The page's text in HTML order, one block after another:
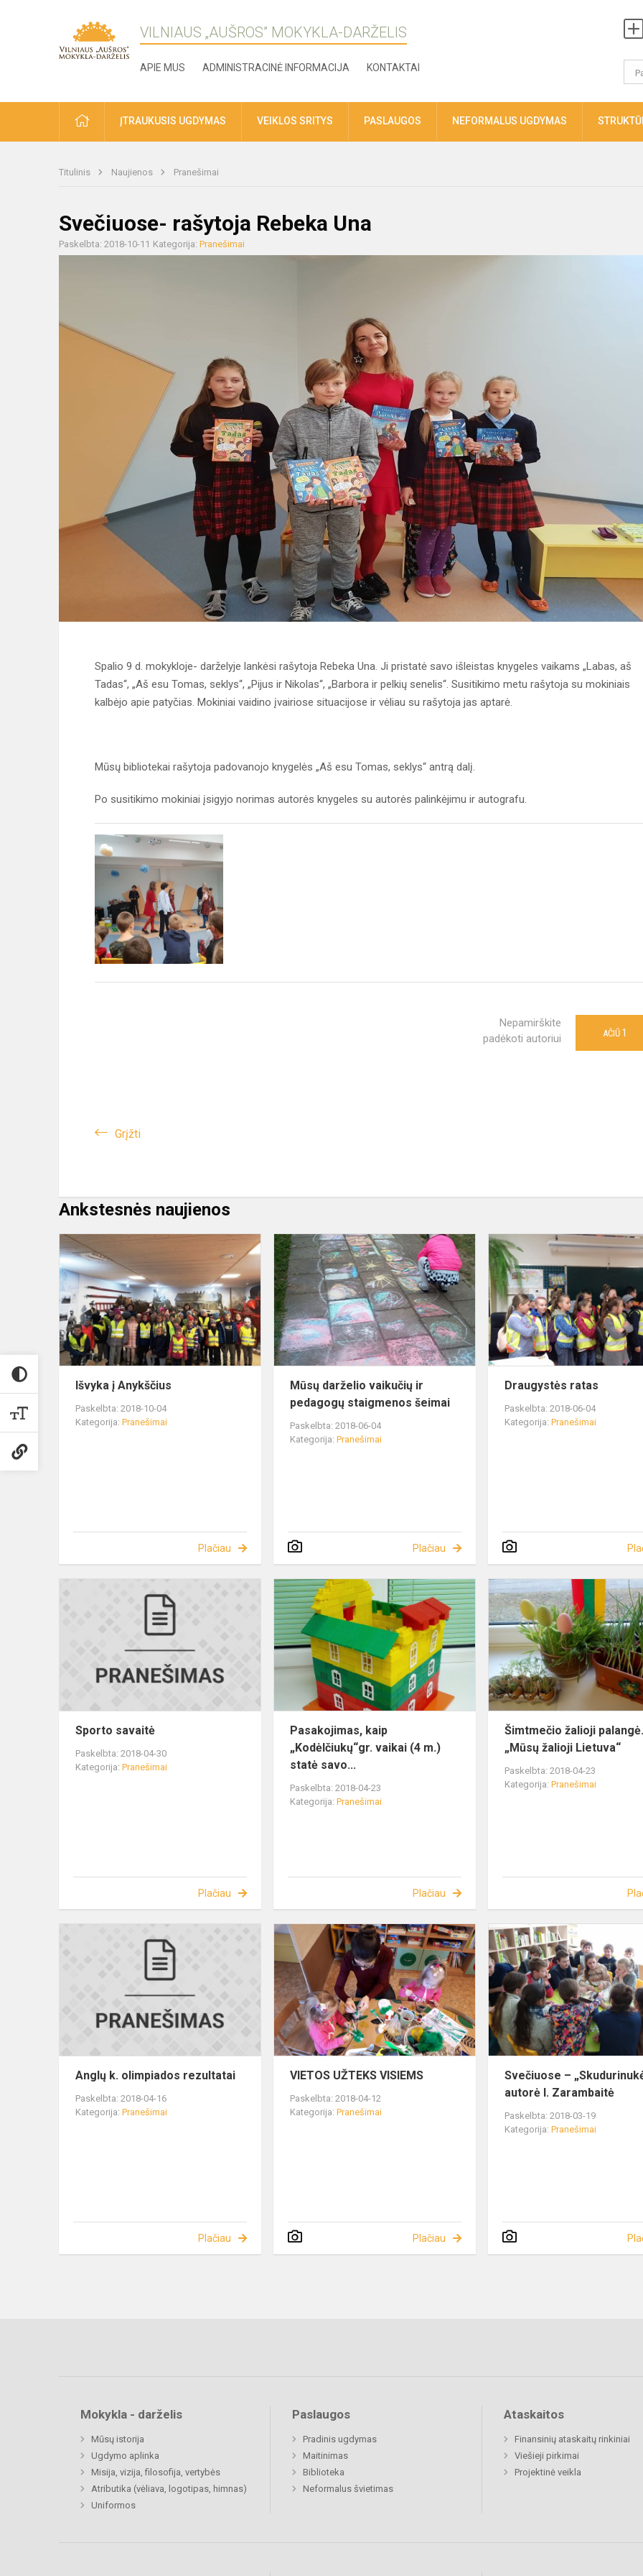
VILNIAUS „AUŠROS” MOKYKLA-DARŽELIS
APIE MUS ADMINISTRACINĖ INFORMACIJA KONTAKTAI
ĮTRAUKUSIS UGDYMAS VEIKLOS SRITYS PASLAUGOS NEFORMALUS UGDYMAS
Titulinis Naujienos Pranešimai
Svečiuose- rašytoja Rebeka Una
Paskelbta: 2018-10-11 Kategorija: Pranešimai
Spalio 9 d. mokykloje- darželyje lankėsi rašytoja Rebeka Una. Ji pristatė savo išleistas knygeles vaikams „Labas, aš
Tadas“, „Aš esu Tomas, seklys“, „Pijus ir Nikolas“, „Barbora ir pelkių senelis“. Susitikimo metu rašytoja su mokiniais
kalbėjo apie patyčias. Mokiniai vaidino įvairiose situacijose ir vėliau su rašytoja jas aptarė.
Mūsų bibliotekai rašytoja padovanojo knygelės „Aš esu Tomas, seklys“ antrą dalį.
Po susitikimo mokiniai įsigyjo norimas autorės knygeles su autorės palinkėjimu ir autografu.
Nepamirškite
padėkoti autoriui
AČIŪ 1
Grįžti
Ankstesnės naujienos
Išvyka į Anykščius
Paskelbta: 2018-10-04
Kategorija: Pranešimai
Plačiau
Mūsų darželio vaikučių ir
pedagogų staigmenos šeimai
Paskelbta: 2018-06-04
Kategorija:Pranešimai
Plačiau
Draugystės ratas
Paskelbta: 2018-06-04
Kategorija:Pranešimai
Sporto savaitė
Paskelbta: 2018-04-30
Kategorija: Pranešimai
Plačiau
Pasakojimas, kaip
„Kodėlčiukų“gr. vaikai (4 m.)
statė savo...
Paskelbta: 2018-04-23
Kategorija:Pranešimai
Plačiau
Šimtmečio žalioji
„Mūsų žalioji Lietuva“
Paskelbta: 2018-04-23
Kategorija:Pranešimai
Anglų k. olimpiados rezultatai
Paskelbta: 2018-04-16
Kategorija: Pranešimai
Plačiau
VIETOS UŽTEKS VISIEMS
Paskelbta: 2018-04-12
Kategorija:Pranešimai
Plačiau
Svečiuose –
autorė I. Zarambaitė
Paskelbta: 2018-03-19
Kategorija:Pranešimai
Mokykla - darželis
Mūsų istorija
Ugdymo aplinka
Misija, vizija, filosofija, vertybės
Atributika (vėliava, logotipas, himnas)
Uniformos
Paslaugos
Pradinis ugdymas
Maitinimas
Biblioteka
Neformalus švietimas
Ataskaitos
Finansinių ataskaitų rinkiniai
Viešieji pirkimai
Projektinė veikla